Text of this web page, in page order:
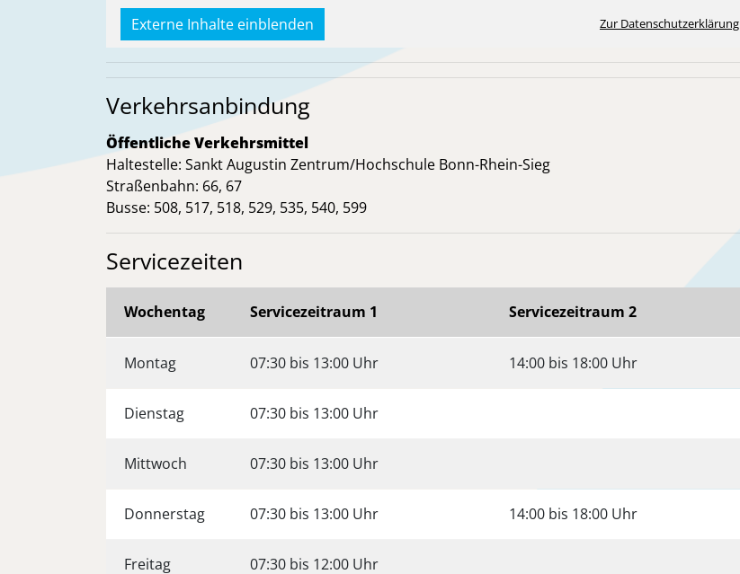
Externe Inhalte einblenden Zur Datenschutzerklärung
Verkehrsanbindung
Öffentliche Verkehrsmittel
Haltestelle: Sankt Augustin Zentrum/Hochschule Bonn-Rhein-Sieg
Straßenbahn: 66, 67
Busse: 508, 517, 518, 529, 535, 540, 599
Servicezeiten
Wochentag Servicezeitraum 1 Servicezeitraum 2
Montag 07:30 bis 13:00 Uhr 14:00 bis 18:00 Uhr
Dienstag 07:30 bis 13:00 Uhr
Mittwoch 07:30 bis 13:00 Uhr
Donnerstag 07:30 bis 13:00 Uhr 14:00 bis 18:00 Uhr
Freitag 07:30 bis 12:00 Uhr